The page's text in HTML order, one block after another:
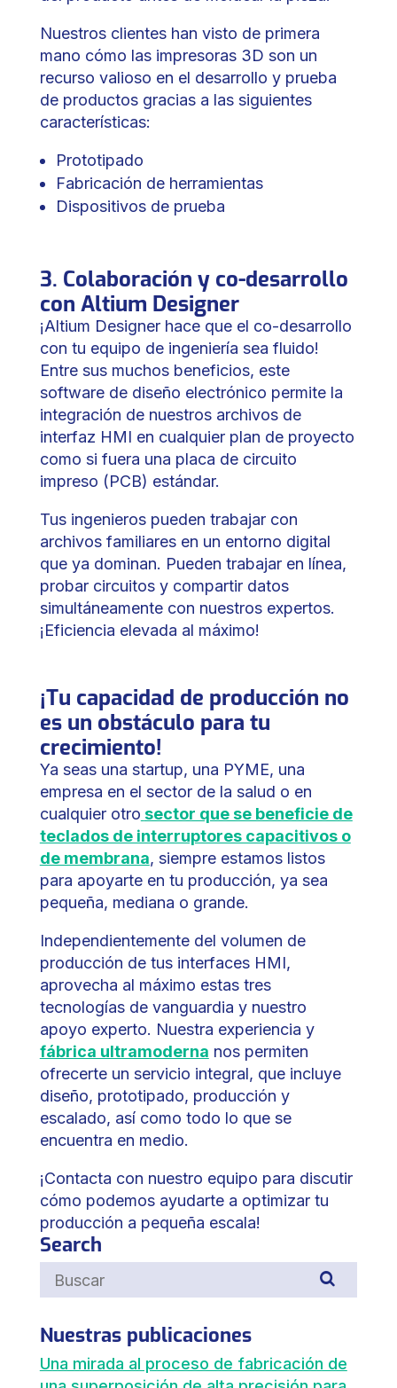
Nuestros clientes han visto de primera
mano cómo las impresoras 3D son un
recurso valioso en el desarrollo y prueba
de productos gracias a las siguientes
características:
Prototipado
Fabricación de herramientas
Dispositivos de prueba
3. Colaboración y co-desarrollo
con Altium Designer
¡Altium Designer hace que el co-desarrollo
con tu equipo de ingeniería sea fluido!
Entre sus muchos beneficios, este
software de diseño electrónico permite la
integración de nuestros archivos de
interfaz HMI en cualquier plan de proyecto
como si fuera una placa de circuito
impreso (PCB) estándar.
Tus ingenieros pueden trabajar con
archivos familiares en un entorno digital
que ya dominan. Pueden trabajar en línea,
probar circuitos y compartir datos
simultáneamente con nuestros expertos.
¡Eficiencia elevada al máximo!
¡Tu capacidad de producción no
es un obstáculo para tu
crecimiento!
Ya seas una startup, una PYME, una
empresa en el sector de la salud o en
cualquier otro sector que se beneficie de
teclados de interruptores capacitivos o
de membrana, siempre estamos listos
para apoyarte en tu producción, ya sea
pequeña, mediana o grande.
Independientemente del volumen de
producción de tus interfaces HMI,
aprovecha al máximo estas tres
tecnologías de vanguardia y nuestro
apoyo experto. Nuestra experiencia y
fábrica ultramoderna nos permiten
ofrecerte un servicio integral, que incluye
diseño, prototipado, producción y
escalado, así como todo lo que se
encuentra en medio.
¡Contacta con nuestro equipo para discutir
cómo podemos ayudarte a optimizar tu
producción a pequeña escala!
Search
Nuestras publicaciones
Una mirada al proceso de fabricación de